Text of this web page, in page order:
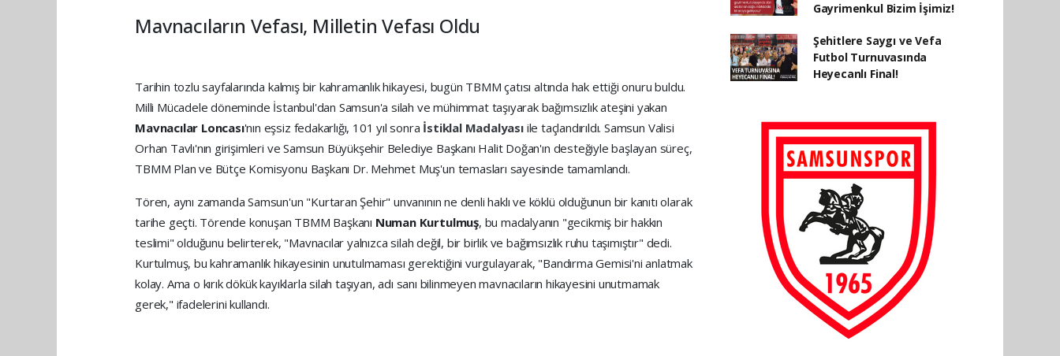
Mavnacıların Vefası, Milletin Vefası Oldu
Tarihin tozlu sayfalarında kalmış bir kahramanlık hikayesi, bugün TBMM çatısı altında hak ettiği onuru buldu.
Milli Mücadele döneminde İstanbul'dan Samsun'a silah ve mühimmat taşıyarak bağımsızlık ateşini yakan
Mavnacılar Loncası'nın eşsiz fedakarlığı, 101 yıl sonra İstiklal Madalyası ile taçlandırıldı. Samsun Valisi
Orhan Tavlı'nın girişimleri ve Samsun Büyükşehir Belediye Başkanı Halit Doğan'ın desteğiyle başlayan süreç,
TBMM Plan ve Bütçe Komisyonu Başkanı Dr. Mehmet Muş'un temasları sayesinde tamamlandı.
Tören, aynı zamanda Samsun'un "Kurtaran Şehir" unvanının ne denli haklı ve köklü olduğunun bir kanıtı olarak
tarihe geçti. Törende konuşan TBMM Başkanı Numan Kurtulmuş, bu madalyanın "gecikmiş bir hakkın
teslimi" olduğunu belirterek, "Mavnacılar yalnızca silah değil, bir birlik ve bağımsızlık ruhu taşımıştır" dedi.
Kurtulmuş, bu kahramanlık hikayesinin unutulmaması gerektiğini vurgulayarak, "Bandırma Gemisi'ni anlatmak
kolay. Ama o kırık dökük kayıklarla silah taşıyan, adı sanı bilinmeyen mavnacıların hikayesini unutmamak
gerek," ifadelerini kullandı.
Gayrimenkul Bizim İşimiz!
Şehitlere Saygı ve Vefa
Futbol Turnuvasında
Heyecanlı Final!